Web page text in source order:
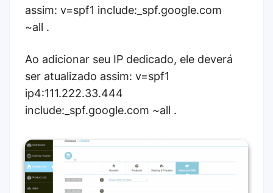
assim: v=spf1 include:_spf.google.com
~all .
Ao adicionar seu IP dedicado, ele deverá
ser atualizado assim: v=spf1
ip4:111.222.33.444
include:_spf.google.com ~all .